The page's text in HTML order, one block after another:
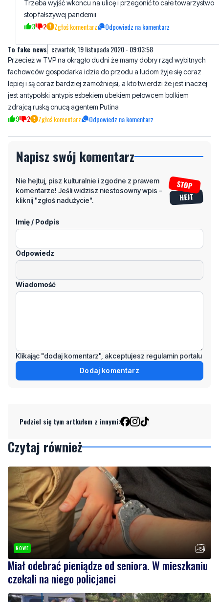
To fake news czwartek, 19 listopada 2020 - 09:03:58
Przecież w TVP na okrągło dudni że mamy dobry rząd wybitnych
lepiej i są coraz bardziej zamożniejsi, a kto twierdzi że jest inaczej
jest antypolski antypis esbekiem ubekiem pełowcem bolkiem
zdrajcą ruską onucą agentem Putina
9 2 Zgłoś komentarz Odpowiedz na komentarz
Napisz swój komentarz
komentarze! Jeśli widzisz niestosowny wpis -
kliknij "zgłoś nadużycie".
Imię / Podpis
Odpowiedz
Wiadomość
NOWE
Miał odebrać pieniądze od seniora. W mieszkaniu
czekali na niego policjanci